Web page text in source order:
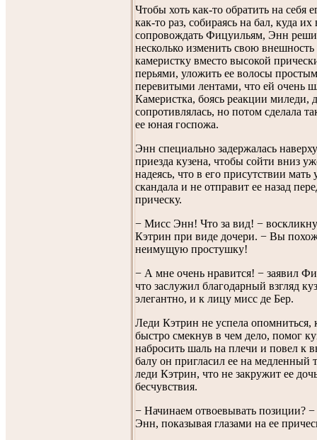
Чтобы хоть как-то обратить на себя
как-то раз, собираясь на бал, куда их
сопровождать Фицуильям, Энн
несколько изменить свою
камеристку вместо высокой
перьями, уложить ее волосы
перевитыми лентами, что ей очень
Камеристка, боясь реакции миледи,
сопротивлялась, но потом сделала
ее юная госпожа.
Энн специально задержалась
приезда кузена, чтобы сойти вниз
надеясь, что в его присутствии мать
скандала и не отправит ее назад
прическу.
− Мисс Энн! Что за вид! −
Кэтрин при виде дочери. − Вы
неимущую простушку!
− А мне очень нравится! − заявил
что заслужил благодарный взгляд
элегантно, и к лицу мисс де Бер.
Леди Кэтрин не успела опомниться,
быстро смекнув в чем дело, помог
набросить шаль на плечи и повел к
балу он пригласил ее на медленный
леди Кэтрин, что не закружит ее
бесчувствия.
− Начинаем отвоевывать позиции?
Энн, показывая глазами на ее